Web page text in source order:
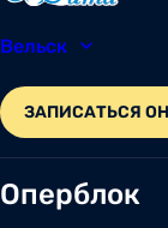
Вельск
ЗАПИСАТЬСЯ
Оперблок